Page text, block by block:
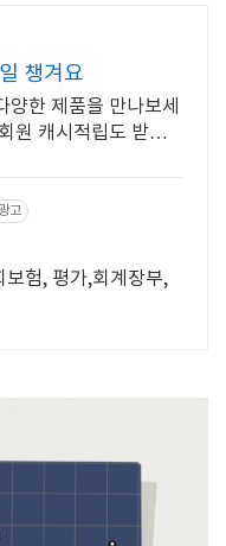
챙겨요
한 제품을 만나보세
원 캐시적립도 받으
고
험, 평가,회계장부,